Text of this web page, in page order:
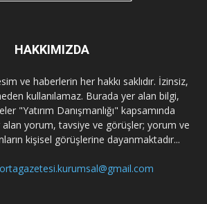
HAKKIMIZDA
ve haberlerin her hakkı saklıdır. İzinsiz,
kullanılamaz. Burada yer alan bilgi,
"Yatırım Danışmanlığı" kapsamında
yorum, tavsiye ve görüşler; yorum ve
kişisel görüşlerine dayanmaktadır...